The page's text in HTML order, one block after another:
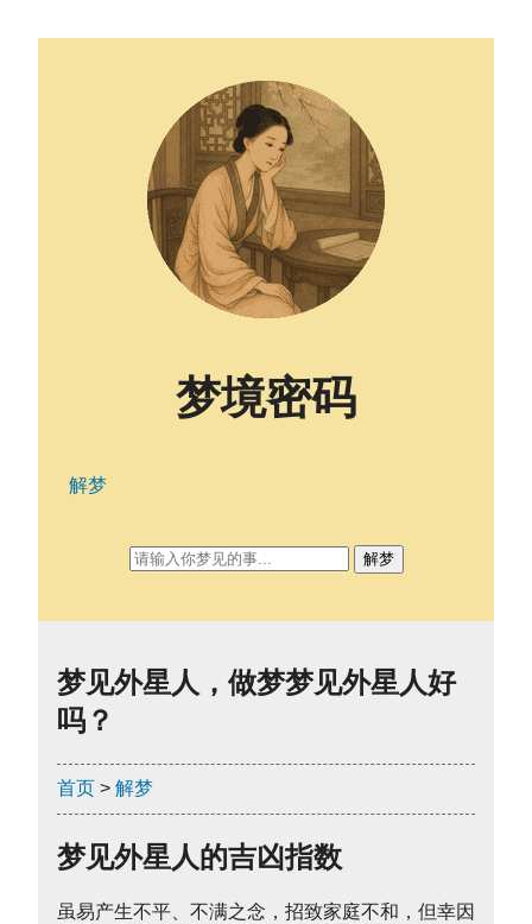
梦见外星人，做梦梦见外星人好
吗？
首页 > 解梦
梦见外星人的吉凶指数
虽易产生不平、不满之念，招致家庭不和，但幸因
梦境密码
解梦
解梦